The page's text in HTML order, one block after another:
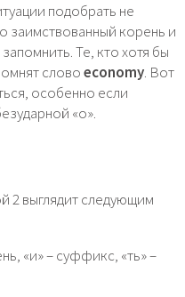
подобрать не
заимствованный корень и
Те, кто хотя бы
словоeconomy. Вот
особенно если
«о».
2 выглядит следующим
«и» – суффикс, «ть» –